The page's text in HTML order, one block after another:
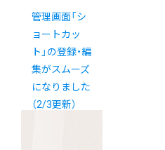
管理画面「シ
ョートカッ
ト」の登録・編
集がスムーズ
になりました
（2/3更新）